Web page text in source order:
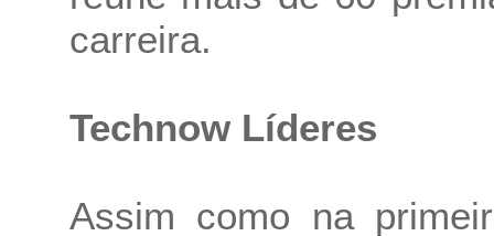
carreira.
Technow Líderes
Assim como na